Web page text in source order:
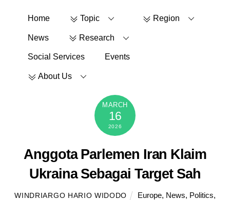
Home Topic Region
News Research
Social Services Events
About Us
MARCH
16
2026
Anggota Parlemen Iran Klaim
Ukraina Sebagai Target Sah
WINDRIARGO HARIO WIDODO Europe, News, Politics,